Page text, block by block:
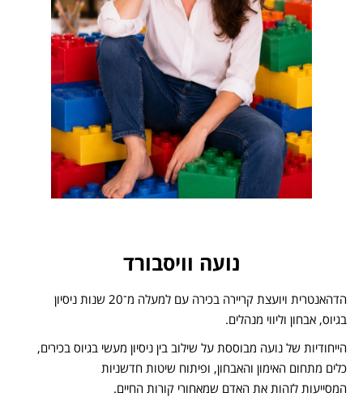
נועה וויסבורד
הדהאנטרית ויועצת קריירה בכירה עם למעלה מ־20 שנות ניסיון
בגיוס, אבחון וליווי מנהלים.
הייחודיות של נועה מבוססת על שילוב בין ניסיון מעשי בגיוס בכירים,
כלים מתחום האימון והאבחון, ופיתוח שיטות חדשניות
המסייעות לזהות את האדם שמאחורי קורות החיים.